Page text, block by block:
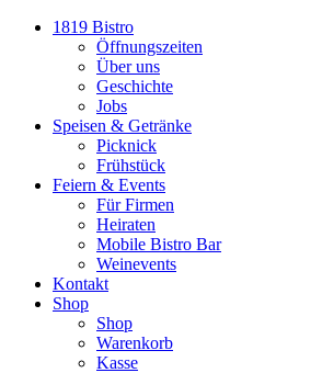
1819 Bistro
Öffnungszeiten
Über uns
Geschichte
Jobs
Speisen & Getränke
Picknick
Frühstück
Feiern & Events
Für Firmen
Heiraten
Mobile Bistro Bar
Weinevents
Kontakt
Shop
Shop
Warenkorb
Kasse